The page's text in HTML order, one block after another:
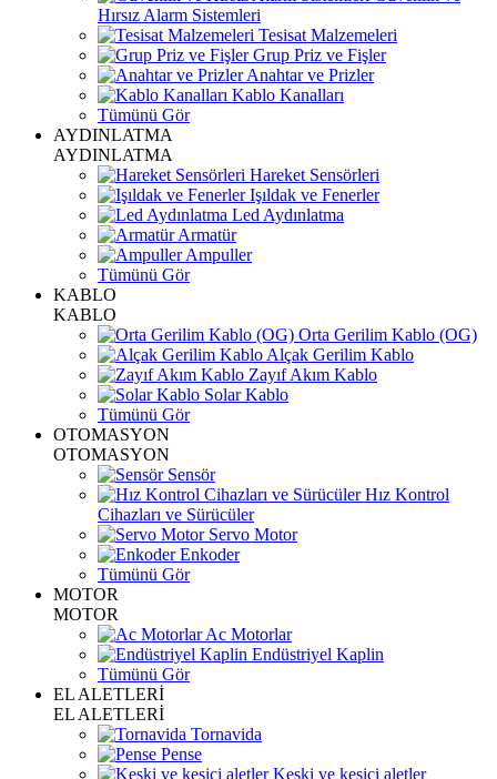
Hırsız Alarm Sistemleri
Tesisat Malzemeleri
Grup Priz ve Fişler
Anahtar ve Prizler
Kablo Kanalları
Tümünü Gör
AYDINLATMA
AYDINLATMA
Hareket Sensörleri
Işıldak ve Fenerler
Led Aydınlatma
Armatür
Ampuller
Tümünü Gör
KABLO
KABLO
Orta Gerilim Kablo (OG)
Alçak Gerilim Kablo
Zayıf Akım Kablo
Solar Kablo
Tümünü Gör
OTOMASYON
OTOMASYON
Sensör
Hız Kontrol
Cihazları ve Sürücüler
Servo Motor
Enkoder
Tümünü Gör
MOTOR
MOTOR
Ac Motorlar
Endüstriyel Kaplin
Tümünü Gör
EL ALETLERİ
EL ALETLERİ
Tornavida
Pense
Keski ve kesici aletler